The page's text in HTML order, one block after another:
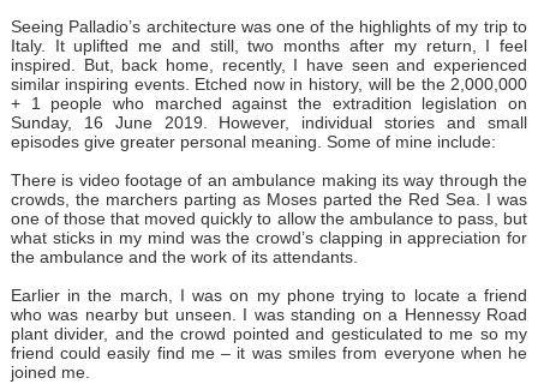
Seeing Palladio’s architecture was one of the highlights of my trip to
Italy. It uplifted me and still, two months after my return, I feel
inspired. But, back home, recently, I have seen and experienced
similar inspiring events. Etched now in history, will be the 2,000,000
+ 1 people who marched against the extradition legislation on
Sunday, 16 June 2019. However, individual stories and small
episodes give greater personal meaning. Some of mine include:
There is video footage of an ambulance making its way through the
crowds, the marchers parting as Moses parted the Red Sea. I was
one of those that moved quickly to allow the ambulance to pass, but
what sticks in my mind was the crowd’s clapping in appreciation for
the ambulance and the work of its attendants.
Earlier in the march, I was on my phone trying to locate a friend
who was nearby but unseen. I was standing on a Hennessy Road
plant divider, and the crowd pointed and gesticulated to me so my
friend could easily find me – it was smiles from everyone when he
joined me.